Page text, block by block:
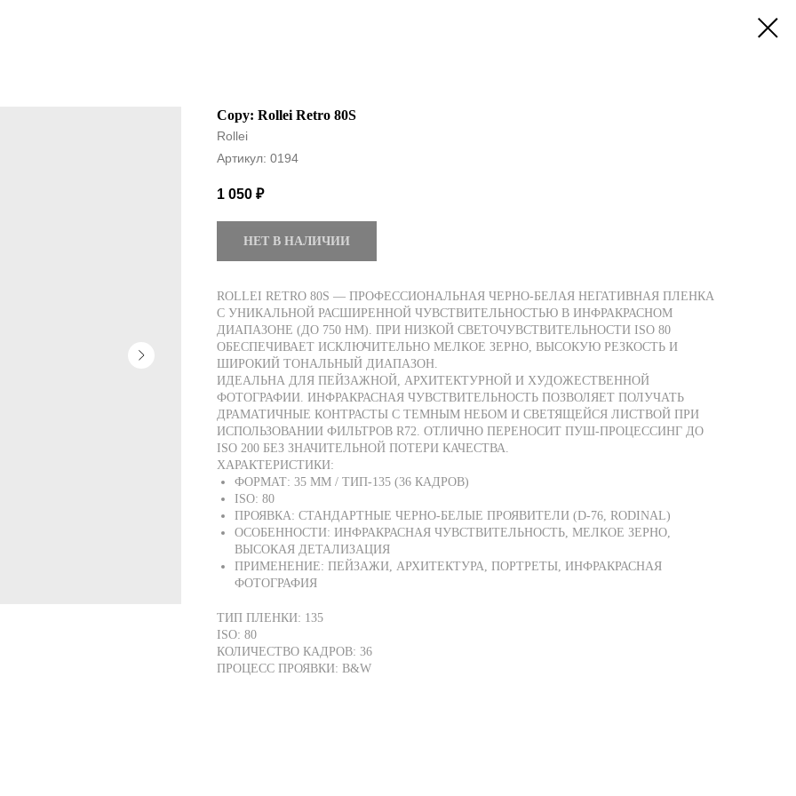
Copy: Rollei Retro 80S
Rollei
Артикул: 0194
1 050 ₽
НЕТ В НАЛИЧИИ
ROLLEI RETRO 80S — ПРОФЕССИОНАЛЬНАЯ ЧЕРНО-БЕЛАЯ НЕГАТИВНАЯ ПЛЕНКА
С УНИКАЛЬНОЙ РАСШИРЕННОЙ ЧУВСТВИТЕЛЬНОСТЬЮ В ИНФРАКРАСНОМ
ДИАПАЗОНЕ (ДО 750 НМ). ПРИ НИЗКОЙ СВЕТОЧУВСТВИТЕЛЬНОСТИ ISO 80
ОБЕСПЕЧИВАЕТ ИСКЛЮЧИТЕЛЬНО МЕЛКОЕ ЗЕРНО, ВЫСОКУЮ РЕЗКОСТЬ И
ШИРОКИЙ ТОНАЛЬНЫЙ ДИАПАЗОН.
ИДЕАЛЬНА ДЛЯ ПЕЙЗАЖНОЙ, АРХИТЕКТУРНОЙ И ХУДОЖЕСТВЕННОЙ
ФОТОГРАФИИ. ИНФРАКРАСНАЯ ЧУВСТВИТЕЛЬНОСТЬ ПОЗВОЛЯЕТ ПОЛУЧАТЬ
ДРАМАТИЧНЫЕ КОНТРАСТЫ С ТЕМНЫМ НЕБОМ И СВЕТЯЩЕЙСЯ ЛИСТВОЙ ПРИ
ИСПОЛЬЗОВАНИИ ФИЛЬТРОВ R72. ОТЛИЧНО ПЕРЕНОСИТ ПУШ-ПРОЦЕССИНГ ДО
ISO 200 БЕЗ ЗНАЧИТЕЛЬНОЙ ПОТЕРИ КАЧЕСТВА.
ХАРАКТЕРИСТИКИ:
ФОРМАТ: 35 ММ / ТИП-135 (36 КАДРОВ)
ISO: 80
ПРОЯВКА: СТАНДАРТНЫЕ ЧЕРНО-БЕЛЫЕ ПРОЯВИТЕЛИ (D-76, RODINAL)
ОСОБЕННОСТИ: ИНФРАКРАСНАЯ ЧУВСТВИТЕЛЬНОСТЬ, МЕЛКОЕ ЗЕРНО,
ВЫСОКАЯ ДЕТАЛИЗАЦИЯ
ПРИМЕНЕНИЕ: ПЕЙЗАЖИ, АРХИТЕКТУРА, ПОРТРЕТЫ, ИНФРАКРАСНАЯ
ФОТОГРАФИЯ
ТИП ПЛЕНКИ: 135
ISO: 80
КОЛИЧЕСТВО КАДРОВ: 36
ПРОЦЕСС ПРОЯВКИ: B&W